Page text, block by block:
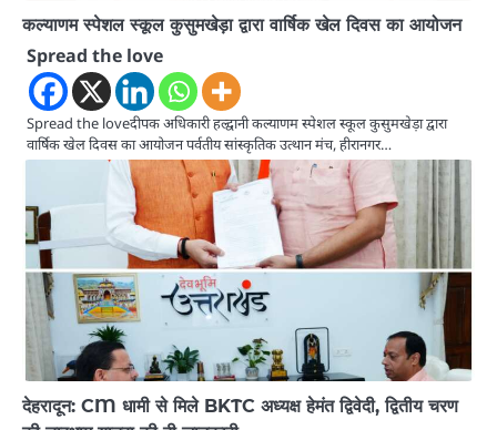
कल्याणम स्पेशल स्कूल कुसुमखेड़ा द्वारा वार्षिक खेल दिवस का आयोजन
Spread the love
Spread the loveदीपक अधिकारी हल्द्वानी कल्याणम स्पेशल स्कूल कुसुमखेड़ा द्वारा
वार्षिक खेल दिवस का आयोजन पर्वतीय सांस्कृतिक उत्थान मंच, हीरानगर…
देहरादून: CM धामी से मिले BKTC अध्यक्ष हेमंत द्विवेदी, द्वितीय चरण